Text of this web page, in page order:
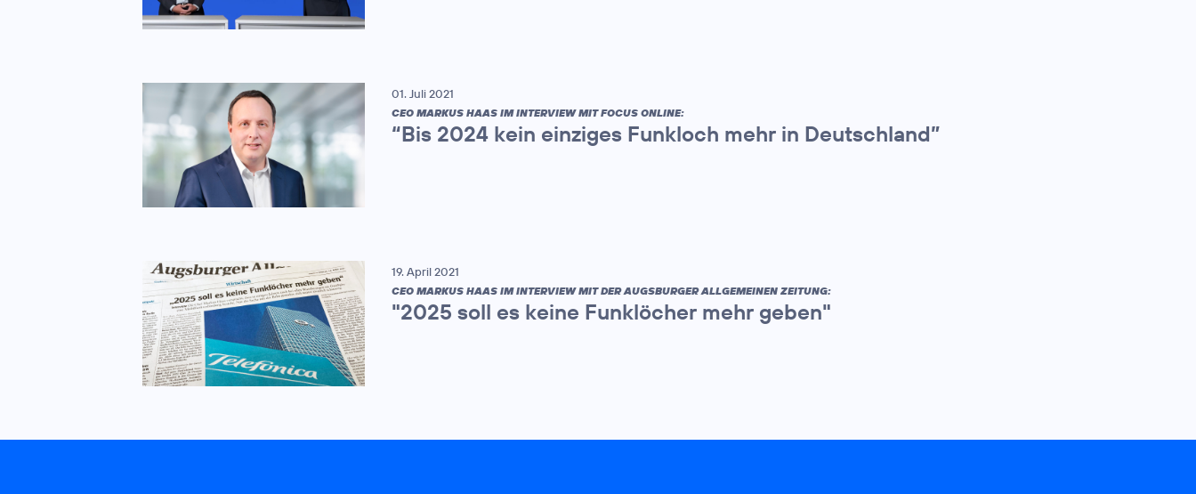
01. Juli 2021
CEO MARKUS HAAS IM INTERVIEW MIT FOCUS ONLINE:
“Bis 2024 kein einziges Funkloch mehr in Deutschland”
19. April 2021
CEO MARKUS HAAS IM INTERVIEW MIT DER AUGSBURGER ALLGEMEINEN ZEITUNG:
"2025 soll es keine Funklöcher mehr geben"